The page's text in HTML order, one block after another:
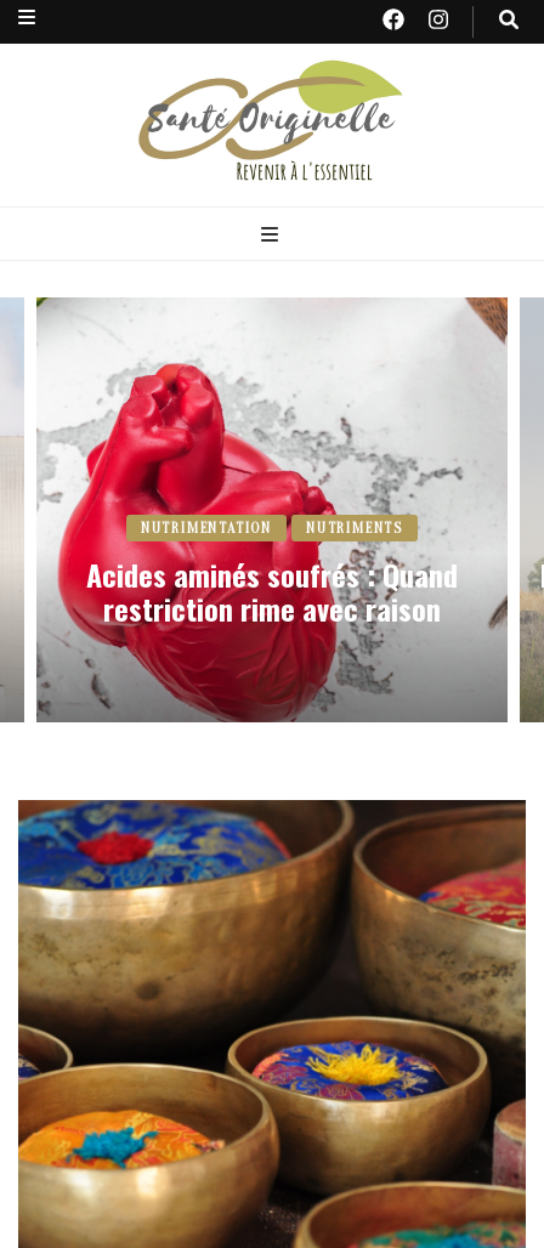
Santé
Originelle
NUTRIMENTATION NUTRIMENTS
Acides aminés soufrés : Quand
restriction rime avec raison